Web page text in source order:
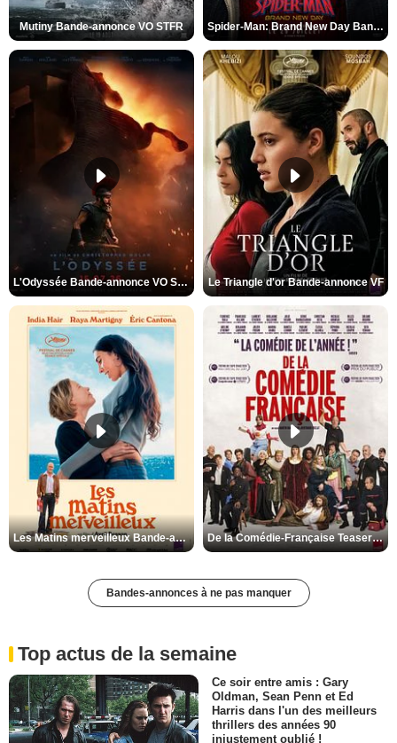
Mutiny Bande-annonce VO STFR Spider-Man: Brand New Day Bande-annonce VO STFR
L'Odyssée Bande-annonce VO STFR Le Triangle d'or Bande-annonce VF
Les Matins merveilleux Bande-annonce VF De la Comédie-Française Teaser VF
Bandes-annonces à ne pas manquer
Top actus de la semaine
Ce soir entre amis : Gary
Oldman, Sean Penn et Ed
Harris dans l'un des meilleurs
thrillers des années 90
injustement oublié !